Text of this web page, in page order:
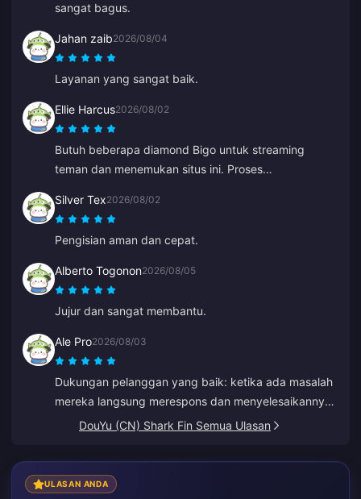
sangat bagus.
Jahan zaib2026/08/04
Layanan yang sangat baik.
Ellie Harcus2026/08/02
Butuh beberapa diamond Bigo untuk streaming
teman dan menemukan situs ini. Proses
masuk.
Silver Tex2026/08/02
Pengisian aman dan cepat.
Alberto Togonon2026/08/05
Jujur dan sangat membantu.
Ale Pro2026/08/03
Dukungan pelanggan yang baik: ketika ada masalah
mereka langsung merespons dan menyelesaikannya
untuk Anda.
DouYu (CN) Shark Fin Semua Ulasan
ULASAN ANDA